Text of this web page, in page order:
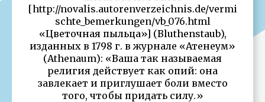
[http://novalis.autorenverzeichnis.de/vermi
schte_bemerkungen/vb_076.html
«Цветочная пыльца»] (Bluthenstaub),
изданных в 1798 г. в журнале «Атенеум»
(Athenaum): «Ваша так называемая
религия действует как опий: она
завлекает и приглушает боли вместо
того, чтобы придать силу.»